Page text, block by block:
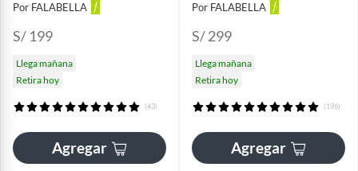
Por FALABELLA
S/ 199
Llega mañana
Retira hoy
(43)
Agregar
Por FALABELLA
S/ 299
Llega mañana
Retira hoy
(196)
Agregar